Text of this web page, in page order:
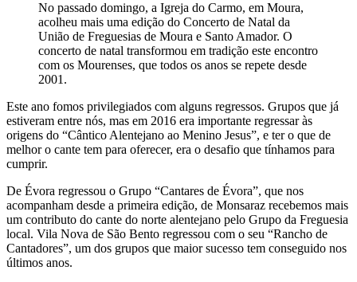
No passado domingo, a Igreja do Carmo, em Moura,
acolheu mais uma edição do Concerto de Natal da
União de Freguesias de Moura e Santo Amador. O
concerto de natal transformou em tradição este encontro
com os Mourenses, que todos os anos se repete desde
2001.
Este ano fomos privilegiados com alguns regressos. Grupos que já
estiveram entre nós, mas em 2016 era importante regressar às
origens do “Cântico Alentejano ao Menino Jesus”, e ter o que de
melhor o cante tem para oferecer, era o desafio que tínhamos para
cumprir.
De Évora regressou o Grupo “Cantares de Évora”, que nos
acompanham desde a primeira edição, de Monsaraz recebemos mais
um contributo do cante do norte alentejano pelo Grupo da Freguesia
local. Vila Nova de São Bento regressou com o seu “Rancho de
Cantadores”, um dos grupos que maior sucesso tem conseguido nos
últimos anos.